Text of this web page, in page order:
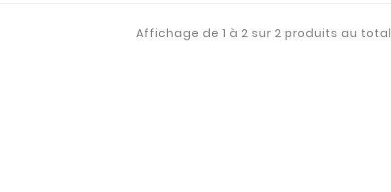
Affichage de 1 à 2 sur 2 produits au total